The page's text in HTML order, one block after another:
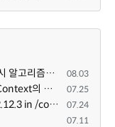
R\F\Password::checkPassword 함수 해시 알고리즘을 암시적으로 호출하는 경우 Argon2id 해시 비교 실패 08.03
[page] 위젯 페이지 편집 화면에서 위젯이 Context의 module_info를 덮어쓰면 저장이 ERR_ACT_IS_NOT_STANDALONE으로 실패 07.25
Bump guzzlehttp/psr7 from 2.12.1 to 2.12.3 in /common 07.24
07.11